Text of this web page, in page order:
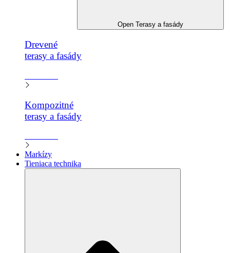
Open Terasy a fasády
Drevené
terasy a fasády​
Kompozitné
terasy a fasády​
Markízy
Tieniaca technika